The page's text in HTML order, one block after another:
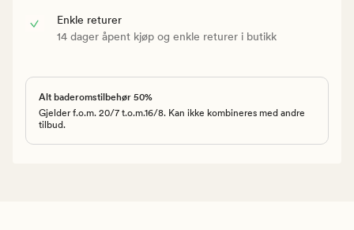
Enkle returer
14 dager åpent kjøp og enkle returer i butikk
Alt baderomstilbehør 50%
Gjelder f.o.m. 20/7 t.o.m.16/8. Kan ikke kombineres med andre
tilbud.